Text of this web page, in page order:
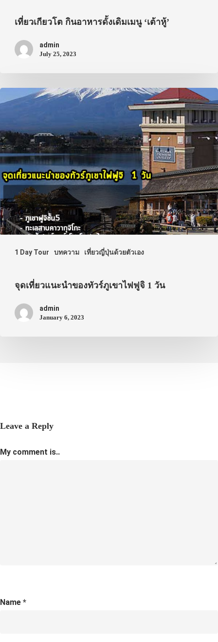
เที่ยวเกียวโต กินอาหารดั้งเดิมเมนู ‘เต้าหู้’
admin
July 25, 2023
1 Day Tour บทความ เที่ยวญี่ปุ่นด้วยตัวเอง
จุดเที่ยวแนะนำของทัวร์ภูเขาไฟฟูจิ 1 วัน
admin
January 6, 2023
Leave a Reply
My comment is..
Name *
เที่ยวญี่ปุ่นด้ว
เดินทาง
ทัวร์
ที่พัก
สาระน่ารู้
VIDEO
ภาพประทับใจ